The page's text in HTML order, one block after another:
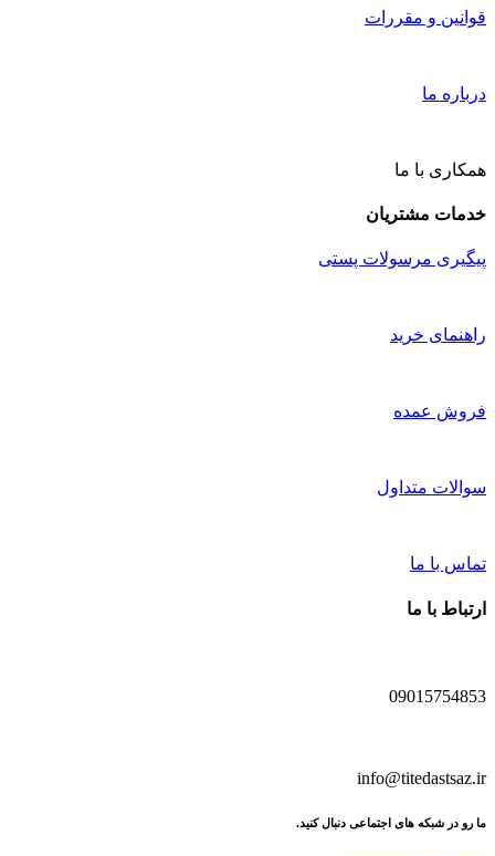
قوانین و مقررات
درباره ما
همکاری با ما
خدمات مشتریان
پیگیری مرسولات پستی
راهنمای خرید
فروش عمده
سوالات متداول
تماس با ما
ارتباط با ما
09015754853
info@titedastsaz.ir
ما رو در شبکه های اجتماعی دنبال کنید.